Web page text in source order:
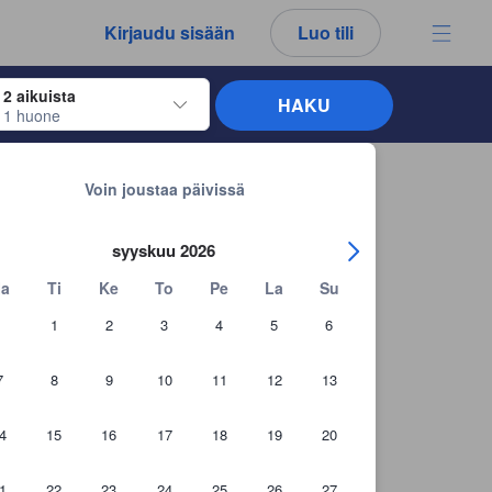
Kirjaudu sisään Luo tili
2 aikuista
1 huone
siirtyäksesi haluamiesi sisään- ja uloskirjautumispäivien
Voin joustaa päivissä
syyskuu 2026
Ti Ke To Pe La Su
1 2 3 4 5 6
8 9 10 11 12 13
15 16 17 18 19 20
HAKU